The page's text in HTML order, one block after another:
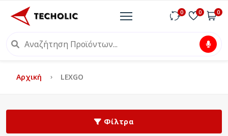
0 0 0
Αρχική LEXGO
Φίλτρα